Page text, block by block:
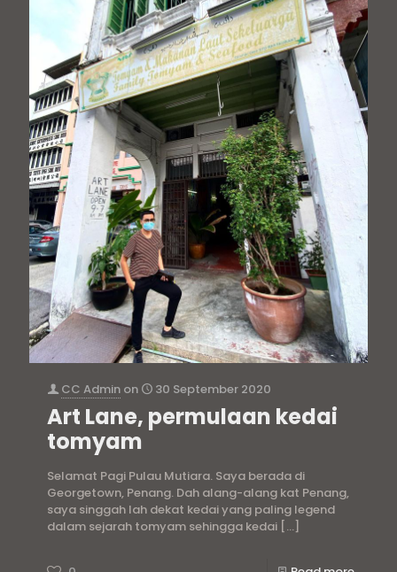
CC Admin on 30 September 2020
Art Lane, permulaan kedai
tomyam
Selamat Pagi Pulau Mutiara. Saya berada di
Georgetown, Penang. Dah alang-alang kat Penang,
saya singgah lah dekat kedai yang paling legend
dalam sejarah tomyam sehingga kedai […]